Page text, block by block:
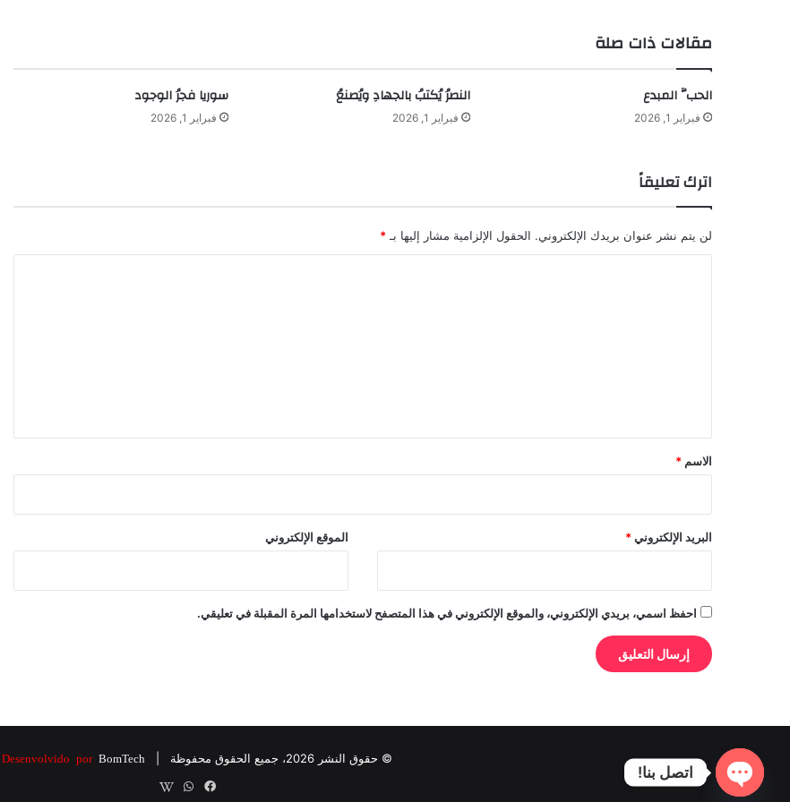
مقالات ذات صلة
الحبُّ المبدع
فبراير 1, 2026
النصرُ يُكتبُ بالجهادِ ويُصنعُ
فبراير 1, 2026
سوريا فجرُ الوجود
فبراير 1, 2026
اترك تعليقاً
لن يتم نشر عنوان بريدك الإلكتروني. الحقول الإلزامية مشار إليها بـ *
*
الاسم *
البريد الإلكتروني * الموقع الإلكتروني
احفظ اسمي، بريدي الإلكتروني، والموقع الإلكتروني في هذا المتصفح لاستخدامها المرة المقبلة في تعليقي.
© حقوق النشر 2026، جميع الحقوق محفوظة | Desenvolvido por BomTech
فيسبوك
واتسابwikipedia
اتصل بنا!